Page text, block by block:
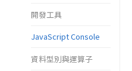
開發工具
JavaScript Console
資料型別與運算子